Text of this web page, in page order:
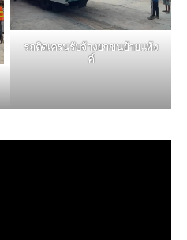
รถติดเครนรับจ้างยกขนย้ายแท้ง
ค์